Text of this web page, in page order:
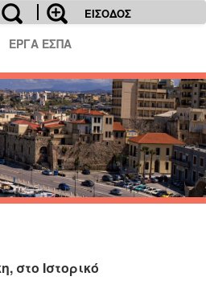
ΕΙΣΟΔΟΣ
ΕΡΓΑ ΕΣΠΑ
στο Ιστορικό